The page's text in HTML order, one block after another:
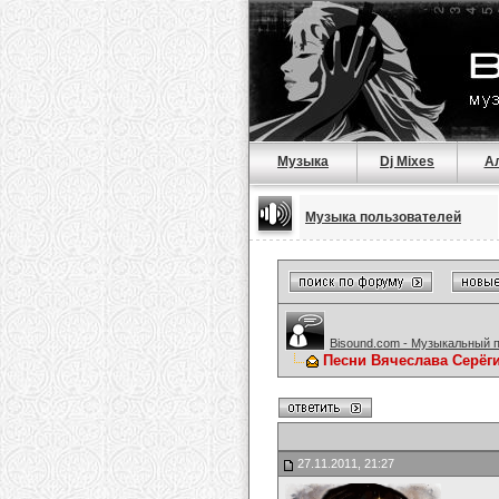
Музыка Dj Mixes
Музыка пользователей
Bisound.com - Музыкальный
Песни Вячеслава
27.11.2011, 21:27